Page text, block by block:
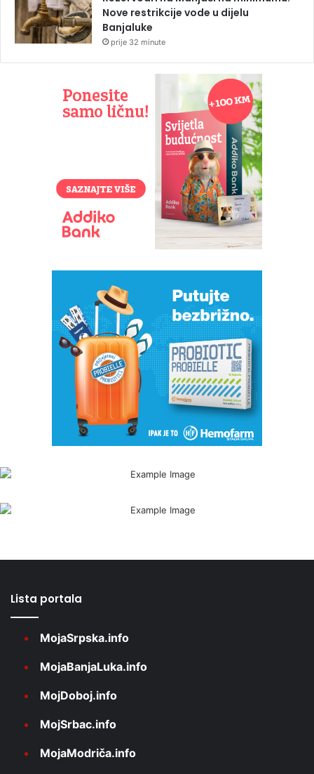
Nove restrikcije vode u dijelu
Banjaluke
prije 32 minute
Lista portala
MojaSrpska.info
MojaBanjaLuka.info
MojDoboj.info
MojSrbac.info
MojaModriča.info